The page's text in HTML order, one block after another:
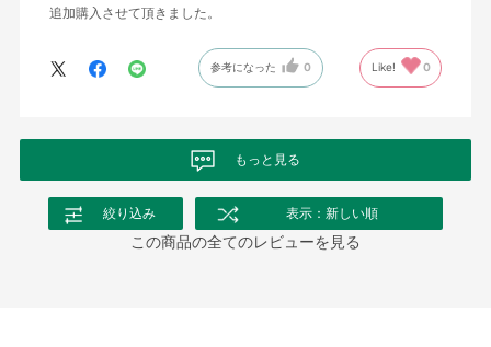
追加購入させて頂きました。
参考になった 0 Like! 0
もっと見る
絞り込み 表示：新しい順
この商品の全てのレビューを見る